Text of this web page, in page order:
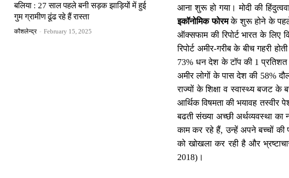
बलिया : 27 साल पहले बनी सड़क झाड़ियों में हुई
गुम ग्रामीण ढूंढ रहे हैं रास्ता
कौशलेन्द्र - February 15, 2025
आना शुरू हो गया। मोदी की
इकॉनोमिक फोरमके शुरू होने के पहले
ऑक्सफाम की रिपोर्ट भारत के लिए
रिपोर्ट अमीर-गरीब के बीच गहरी
73% धन देश के टॉप की 1 प्रतिशत
अमीर लोगों के पास देश की 58%
राज्यों के शिक्षा व स्वास्थ्य बजट
आर्थिक विषमता की भयावह तस्वीर
बढती संख्या अच्छी अर्थव्यवस्था
काम कर रहे हैं, उन्हें अपने बच्चों की
को खोखला कर रही है और
2018)।